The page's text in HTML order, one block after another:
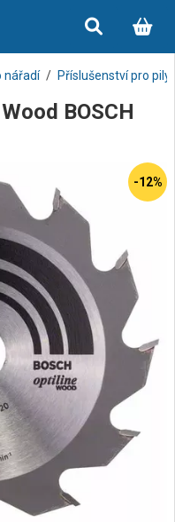
nářadí Příslušenství pro pily
BOSCH
-12%